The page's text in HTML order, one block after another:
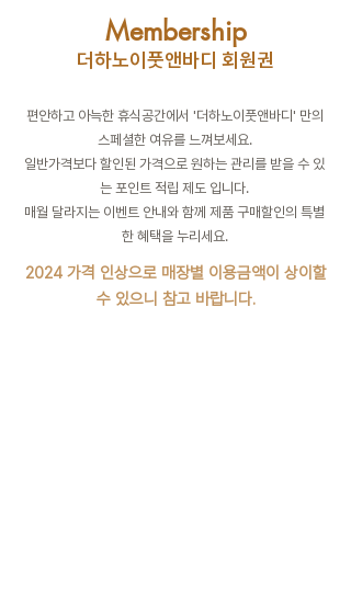
Membership
더하노이풋앤바디 회원권
편안하고 아늑한 휴식공간에서 '더하노이풋앤바디' 만의
스페셜한 여유를 느껴보세요.
일반가격보다 할인된 가격으로 원하는 관리를 받을 수 있
는 포인트 적립 제도 입니다.
​매월 달라지는 이벤트 안내와 함께 제품 구매할인의 특별
한 혜택을 누리세요.
2024 가격 인상으로 매장별 이용금액이 상이할
수 있으니 참고 바랍니다.